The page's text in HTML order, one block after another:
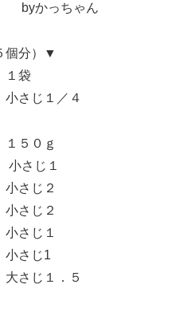
byかっちゃん
個分）▼
／４
０ｇ
さじ１
２
２
さじ１
じ1
１．５